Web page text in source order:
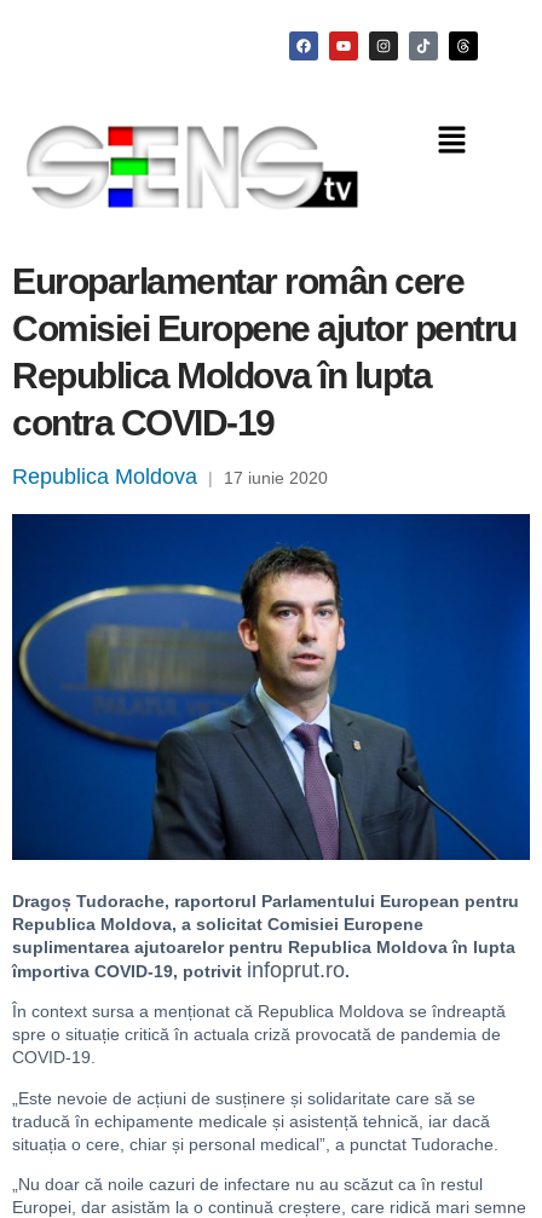
Europarlamentar român cere
Comisiei Europene ajutor pentru
Republica Moldova în lupta
contra COVID-19
Republica Moldova | 17 iunie 2020
Dragoș Tudorache, raportorul Parlamentului European pentru
Republica Moldova, a solicitat Comisiei Europene
suplimentarea ajutoarelor pentru Republica Moldova în lupta
împortiva COVID-19, potrivit infoprut.ro.
În context sursa a menționat că Republica Moldova se îndreaptă
spre o situație critică în actuala criză provocată de pandemia de
COVID-19.
„Este nevoie de acțiuni de susținere și solidaritate care să se
traducă în echipamente medicale și asistență tehnică, iar dacă
situația o cere, chiar și personal medical”, a punctat Tudorache.
„Nu doar că noile cazuri de infectare nu au scăzut ca în restul
Europei, dar asistăm la o continuă creștere, care ridică mari semne